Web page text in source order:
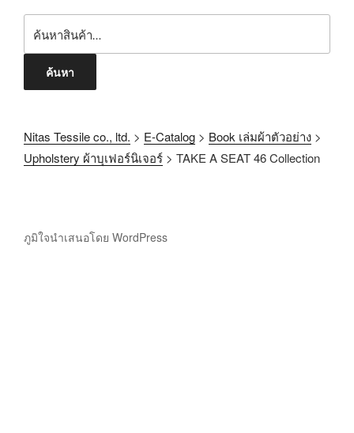
ค้นหา
Nitas Tessile co., ltd. > E-Catalog > Book เล่มผ้าตัวอย่าง >
Upholstery ผ้าบุเฟอร์นิเจอร์ > TAKE A SEAT 46 Collection
ภูมิใจนำเสนอโดย WordPress